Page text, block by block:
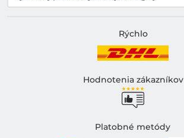
Rýchlo
Hodnotenia zákazníkov
Platobné metódy